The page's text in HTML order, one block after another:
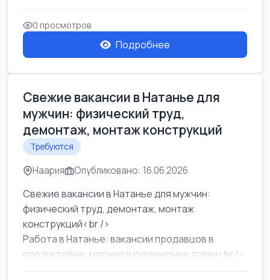
женщин от хозя...
0 просмотров
Подробнее
Свежие вакансии в Натанье для
мужчин: физический труд,
демонтаж, монтаж конструкций
Требуются
Наария Опубликовано: 16.06.2026
Свежие вакансии в Натанье для мужчин:
физический труд, демонтаж, монтаж
конструкций<br />
Работа в Натанье: вакансии продавцов в
продуктовые, мясные и сувенирные лавки<br />
Разнорабочий на сборку м...